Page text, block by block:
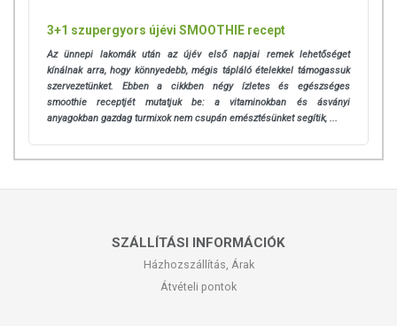
3+1 szupergyors újévi SMOOTHIE recept
Az ünnepi lakomák után az újév első napjai remek lehetőséget
kínálnak arra, hogy könnyedebb, mégis tápláló ételekkel támogassuk
szervezetünket. Ebben a cikkben négy ízletes és egészséges
smoothie receptjét mutatjuk be: a vitaminokban és ásványi
anyagokban gazdag turmixok nem csupán emésztésünket segítik, ...
SZÁLLÍTÁSI INFORMÁCIÓK
Házhozszállítás, Árak
Átvételi pontok